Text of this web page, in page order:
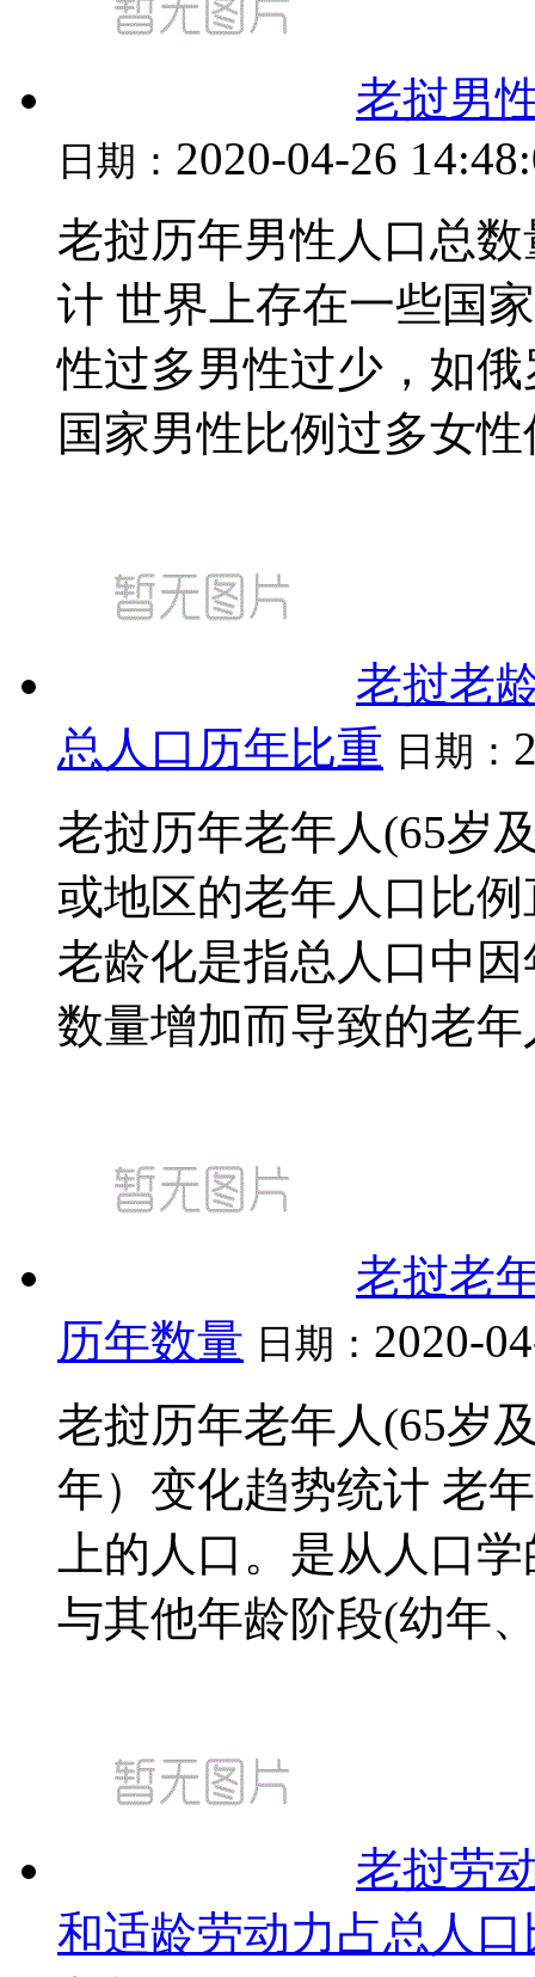
老挝男
日期： 2020-04-26
老挝历年男性人口总
计 世界上存在一些国
性过多男性过少，如
国家男性比例过多女
老挝老
总人口历年比重 日期：
老挝历年老年人(65岁
或地区的老年人口比
老龄化是指总人口中
数量增加而导致的老年
老挝老
历年数量 日期： 2020-
老挝历年老年人(65岁
年）变化趋势统计 老
上的人口。是从人口
与其他年龄阶段(幼年
老挝劳
和适龄劳动力占总人口